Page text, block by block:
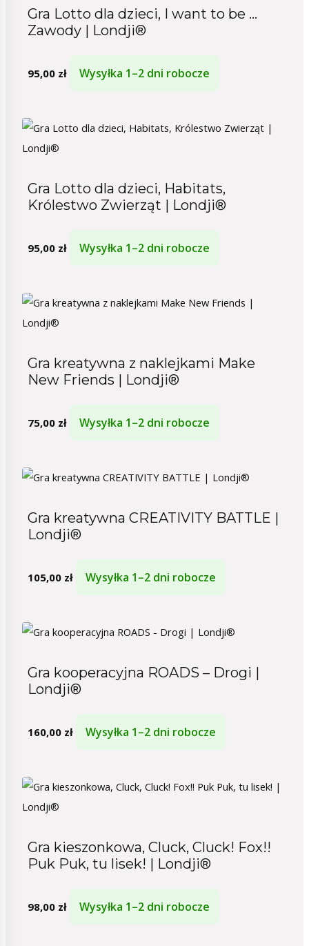
Gra Lotto dla dzieci, I want to be …
Zawody | Londji®
95,00 zł Wysyłka 1–2 dni robocze
Gra Lotto dla dzieci, Habitats,
Królestwo Zwierząt | Londji®
95,00 zł Wysyłka 1–2 dni robocze
Gra kreatywna z naklejkami Make
New Friends | Londji®
75,00 zł Wysyłka 1–2 dni robocze
Gra kreatywna CREATIVITY BATTLE |
Londji®
105,00 zł Wysyłka 1–2 dni robocze
Gra kooperacyjna ROADS – Drogi |
Londji®
160,00 zł Wysyłka 1–2 dni robocze
Gra kieszonkowa, Cluck, Cluck! Fox!!
Puk Puk, tu lisek! | Londji®
98,00 zł Wysyłka 1–2 dni robocze